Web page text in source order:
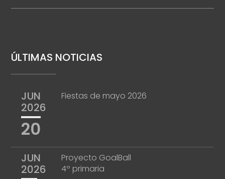
ÚLTIMAS NOTICIAS
JUN
2026
20
Fiestas de mayo 2026
JUN
2026
Proyecto GoalBall
4º primaria